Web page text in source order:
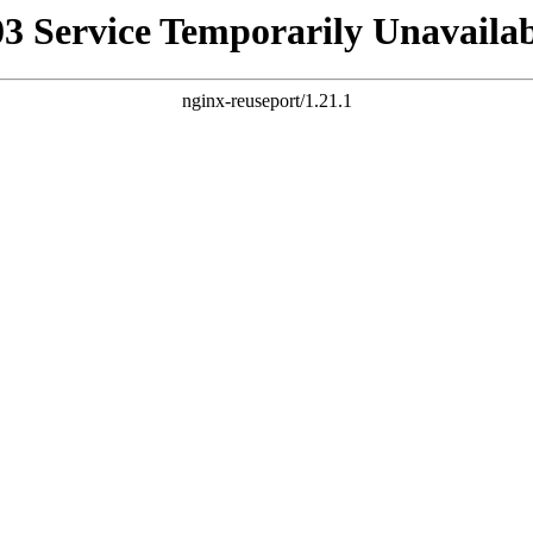
Service Temporarily
nginx-reuseport/1.21.1